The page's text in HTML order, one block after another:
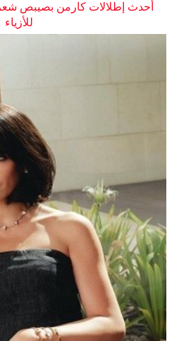
أحدث إطلالات كارمن بصيبص
للأزياء